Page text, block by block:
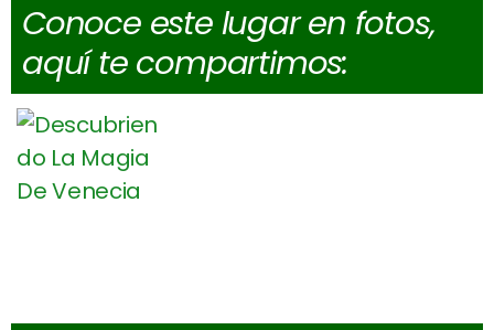
Conoce este lugar en fotos,
aquí te compartimos: